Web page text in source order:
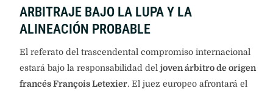
ARBITRAJE BAJO LA LUPA Y LA
ALINEACIÓN PROBABLE
El referato del trascendental compromiso internacional
estará bajo la responsabilidad del joven árbitro de origen
francés François Letexier. El juez europeo afrontará el